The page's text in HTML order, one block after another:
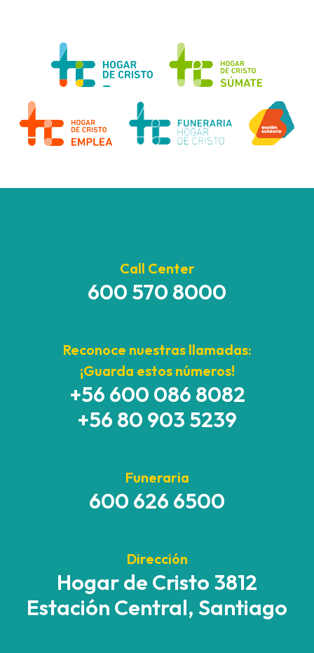
Call Center
600 570 8000
Reconoce nuestras llamadas:
¡Guarda estos números!
+56 600 086 8082
+56 80 903 5239
Funeraria
600 626 6500
Dirección
Hogar de Cristo 3812
Estación Central, Santiago